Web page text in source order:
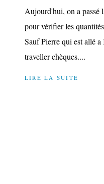
Aujourd'hui, on a passé
pour vérifier les
Sauf Pierre qui est allé
traveller chèques....
LIRE LA SUITE